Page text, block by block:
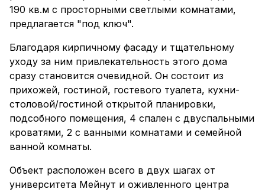
190 кв.м с просторными светлыми комнатами,
предлагается "под ключ".
Благодаря кирпичному фасаду и тщательному
уходу за ним привлекательность этого дома
сразу становится очевидной. Он состоит из
прихожей, гостиной, гостевого туалета, кухни-
столовой/гостиной открытой планировки,
подсобного помещения, 4 спален с двуспальными
кроватями, 2 с ванными комнатами и семейной
ванной комнаты.
Объект расположен всего в двух шагах от
университета Мейнут и оживленного центра